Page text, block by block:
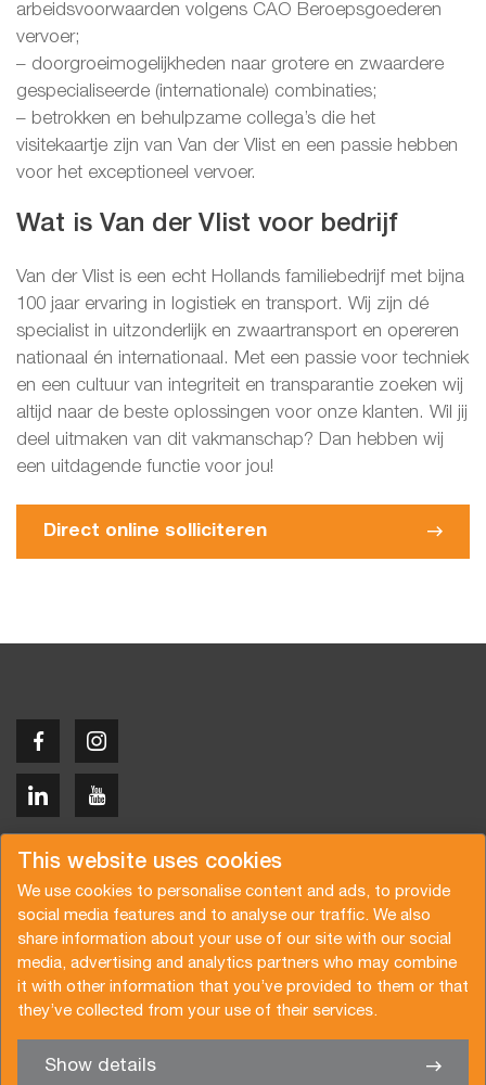
This website uses cookies
We use cookies to personalise content and ads, to provide
social media features and to analyse our traffic. We also
share information about your use of our site with our social
media, advertising and analytics partners who may combine
it with other information that you’ve provided to them or that
they’ve collected from your use of their services.
Show details
arbeidsvoorwaarden volgens CAO Beroepsgoederen
vervoer;
– doorgroeimogelijkheden naar grotere en zwaardere
gespecialiseerde (internationale) combinaties;
– betrokken en behulpzame collega’s die het
visitekaartje zijn van Van der Vlist en een passie hebben
voor het exceptioneel vervoer.
Wat is Van der Vlist voor bedrijf
Van der Vlist is een echt Hollands familiebedrijf met bijna
100 jaar ervaring in logistiek en transport. Wij zijn dé
specialist in uitzonderlijk en zwaartransport en opereren
nationaal én internationaal. Met een passie voor techniek
en een cultuur van integriteit en transparantie zoeken wij
altijd naar de beste oplossingen voor onze klanten. Wil jij
deel uitmaken van dit vakmanschap? Dan hebben wij
een uitdagende functie voor jou!
Direct online solliciteren
Copyright © 2026 Van der Vlist
Request a quote
Subscribe to the newsletter
General terms and conditions
Privacy policy
Brochure
Certifications